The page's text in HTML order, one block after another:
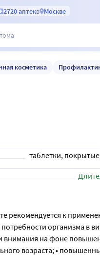
2720 аптекв Москве
косметика
таблетки,
рекомендуется к
организма в
внимания на фоне
возраста; •